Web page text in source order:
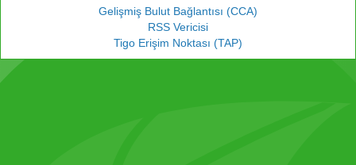
Gelişmiş Bulut Bağlantısı (CCA)
RSS Vericisi
Tigo Erişim Noktası (TAP)